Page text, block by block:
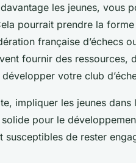
les jeunes, vous
pourrait prendre la
française d’échecs
fournir des ressources,
votre club
impliquer les jeunes
pour le
susceptibles de rester